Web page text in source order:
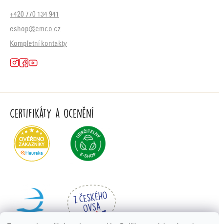
+420 770 134 941
eshop@emco.cz
Kompletní kontakty
Certifikáty a ocenění